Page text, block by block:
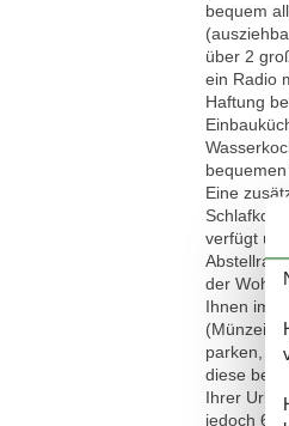
bequem
über 2
ein Radio
Haftung
Eine
verfügt
der
Ihnen im
parken,
diese bei
Ihrer
jedoch 6